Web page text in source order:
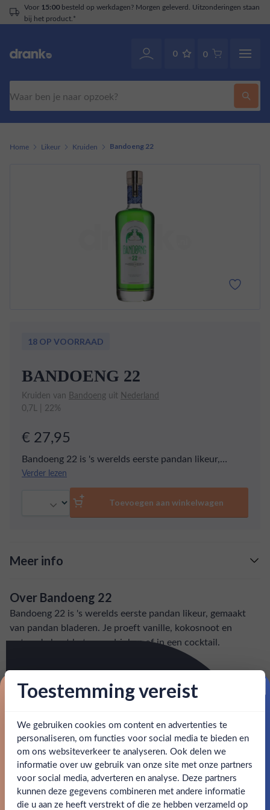
Voor 15:00besteld op werkdagen? Morgen geleverd. Uitzonderingen staan
bij het product.*
0 0
Ben jij 18 jaar of ouder?
Home Likeur Kruiden Bandoeng 22
18 OP VOORRAAD
BANDOENG 22
Kruiden van Bandoeng uit Nederland
0,7L | 22%
€ 27,95
Bandoeng 22 is 's werelds eerste pandan likeur,
gemaakt van pandan bladeren. Je proeft vanille,
kokosnoot en noten. Je kunt het puur drinken of in
een cocktail.
Verder lezen
Toevoegen aan winkelwagen
Meer info
Snelle levering : voor 15:00, morgen in huis (uitzondering bij
artikel vermeld)
en goed bereikbare klantenservice.
Over Bandoeng 22
Bandoeng 22 is 's werelds eerste pandan likeur, gemaakt
van pandan bladeren. Je proeft vanille, kokosnoot en
noten. Je kunt het puur drinken of in een cocktail.
SPECIFICATIES
Allergenen -
Merk Bandoeng
Kleurstoffen
Toestemming vereist
We gebruiken cookies om content en advertenties te
personaliseren, om functies voor social media te bieden en
om ons websiteverkeer te analyseren. Ook delen we
informatie over uw gebruik van onze site met onze partners
voor social media, adverteren en analyse. Deze partners
kunnen deze gegevens combineren met andere informatie
die u aan ze heeft verstrekt of die ze hebben verzameld op
Proost op je eerste korting!
Schrijf je in en ontvang direct 5% korting op je eerste
bestelling.
Email
Claim mijn korting